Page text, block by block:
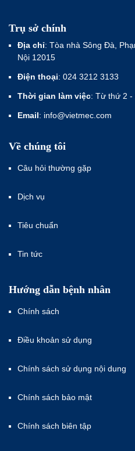
Trụ sở chính
Địa chỉ: Tòa nhà Sông Đà,
Nội 12015
Điện thoại: 024 3212 3133
Thời gian làm việc: Từ thứ 2 -
Email: info@vietmec.com
Về chúng tôi
Câu hỏi thường gặp
Dịch vụ
Tiêu chuẩn
Tin tức
Hướng dẫn bệnh nhân
Chính sách
Điều khoản sử dụng
Chính sách sử dụng nội dung
Chính sách bảo mật
Chính sách biên tập